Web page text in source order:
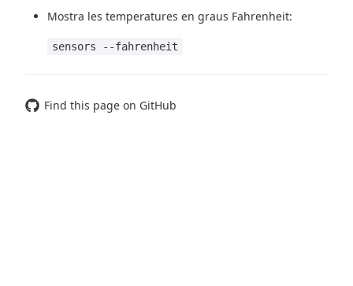
Mostra les temperatures en graus Fahrenheit:
sensors --fahrenheit
Find this page on GitHub